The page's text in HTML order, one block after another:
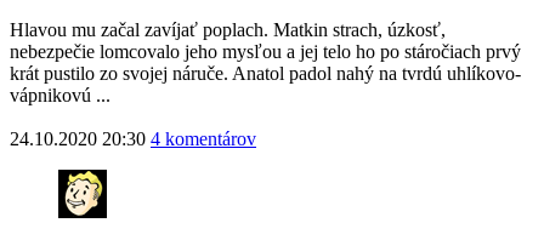
Hlavou mu začal zavíjať poplach. Matkin strach, úzkosť,
nebezpečie lomcovalo jeho mysľou a jej telo ho po stáročiach prvý
krát pustilo zo svojej náruče. Anatol padol nahý na tvrdú uhlíkovo-
vápnikovú ...
24.10.2020 20:30 4 komentárov